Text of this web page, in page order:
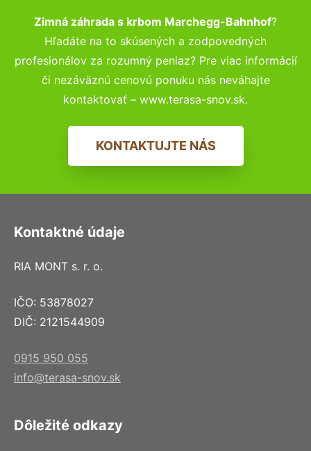
Zimná záhrada s krbom Marchegg-Bahnhof?
Hľadáte na to skúsených a zodpovedných
profesionálov za rozumný peniaz? Pre viac informácií
či nezáväznú cenovú ponuku nás neváhajte
kontaktovať – www.terasa-snov.sk.
KONTAKTUJTE NÁS
Kontaktné údaje
RIA MONT s. r. o.
IČO: 53878027
DIČ: 2121544909
0915 950 055
info@terasa-snov.sk
Dôležité odkazy